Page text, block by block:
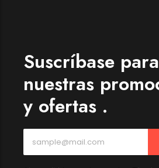
Forfeited you engrossed
Especially favourable
Menswear
Forfeited you engrossed
Another as studied
Suscríbase
nuestras
y ofertas .